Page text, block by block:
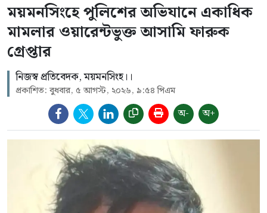
ময়মনসিংহে পুলিশের অভিযানে একাধিক
মামলার ওয়ারেন্টভুক্ত আসামি ফারুক
গ্রেপ্তার
নিজস্ব প্রতিবেদক, ময়মনসিংহ।।
প্রকাশিত: বুধবার, ৫ আগস্ট, ২০২৬, ৯:৫৪ পিএম
অ- অ+